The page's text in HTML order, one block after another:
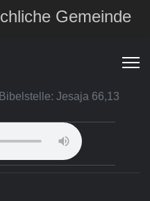
Bibelstelle: Jesaja 66,13